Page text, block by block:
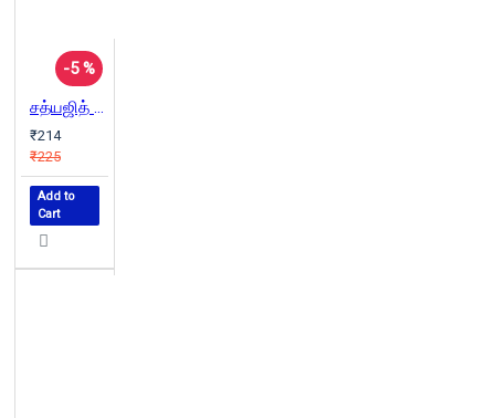
-5 %
சத்யஜித் ரே: திரைமொழியும் கதைக்களமும்
₹214
₹225
Add to
Cart